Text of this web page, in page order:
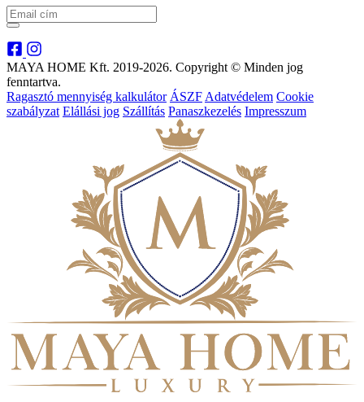
MAYA HOME Kft. 2019-2026. Copyright © Minden jog
fenntartva.
Ragasztó mennyiség kalkulátor ÁSZF Adatvédelem Cookie
szabályzat Elállási jog Szállítás Panaszkezelés Impresszum